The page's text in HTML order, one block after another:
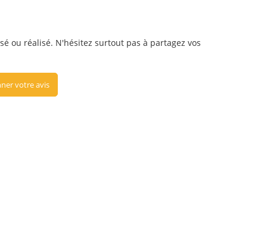
ou réalisé. N'hésitez surtout pas à partagez vos
votre avis